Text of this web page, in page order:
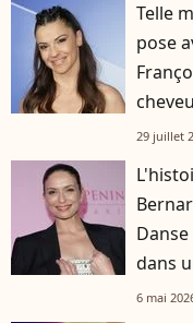
Telle
pose
29 juillet
dans
6 mai